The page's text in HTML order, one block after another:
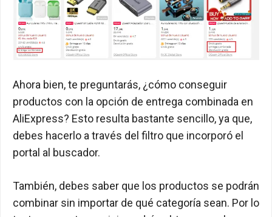
Ahora bien, te preguntarás, ¿cómo conseguir
productos con la opción de entrega combinada en
AliExpress? Esto resulta bastante sencillo, ya que,
debes hacerlo a través del filtro que incorporó el
portal al buscador.
También, debes saber que los productos se podrán
combinar sin importar de qué categoría sean. Por lo